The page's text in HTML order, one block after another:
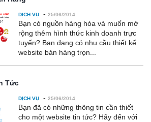
DỊCH VỤ - 25/06/2014
Bạn có nguồn hàng hóa và muốn mở
rộng thêm hình thức kinh doanh trực
tuyến? Bạn đang có nhu cầu thiết kế
website bán hàng trọn...
Tức
DỊCH VỤ - 25/06/2014
Bạn đã có những thông tin cần thiết
cho một website tin tức? Hãy đến với